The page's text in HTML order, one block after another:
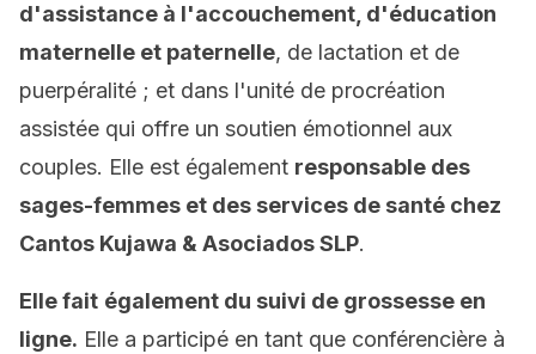
d'assistance à l'accouchement, d'éducation
maternelle et paternelle, de lactation et de
puerpéralité ; et dans l'unité de procréation
assistée qui offre un soutien émotionnel aux
couples. Elle est également responsable des
sages-femmes et des services de santé chez
Cantos Kujawa & Asociados SLP.
Elle fait également du suivi de grossesse en
ligne. Elle a participé en tant que conférencière à